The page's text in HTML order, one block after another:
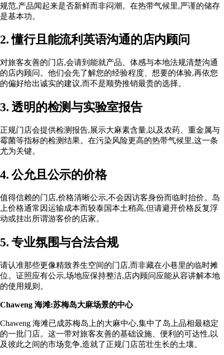
规范,产品闻起来是否新鲜而非闷潮。在热带气候里,严谨的储存
是基本功。
2. 懂行且能流利英语沟通的店内顾问
对旅客友善的门店,会请到能就产品、体感与本地法规清楚沟通
的店内顾问。他们会先了解您的经验程度、想要的体验,再依您
的偏好给出诚实的建议,而不是顺势推销最贵的选择。
3. 透明的检测与实验室报告
正规门店会提供检测报告,展示大麻素含量,以及农药、重金属与
霉菌等指标的检测结果。在污染风险更高的热带气候里,这一条
尤为关键。
4. 公允且公示的价格
值得信赖的门店,价格清晰公示,不会因访客身份而临时抬价。岛
上价格通常因运输成本而较泰国本土稍高,但请避开价格反复浮
动或挂出所谓游客价的店家。
5. 专业氛围与合法合规
请认准那些更像精致养生空间的门店,而非藏在小巷里的临时摊
位。证照应有公示,场地应保持整洁,店内顾问应能从容讲解本地
的使用规则。
Chaweng 海滩:苏梅岛大麻场景的中心
Chaweng 海滩已成苏梅岛上的大麻中心,集中了岛上品相最稳定
的一批门店。这一带对旅客友善的基础设施、便利的可达性,以
及彼此之间的市场竞争,造就了正规门店茁壮生长的土壤。